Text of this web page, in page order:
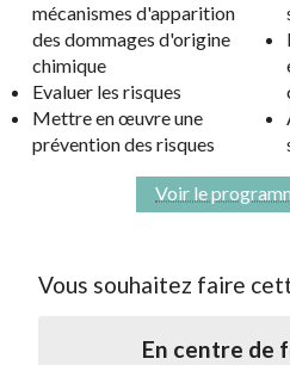
mécanismes d'apparition
des dommages d'origine
chimique
Evaluer les risques
Mettre en œuvre une
prévention des risques
Voir le
Vous souhaitez faire
En centre de